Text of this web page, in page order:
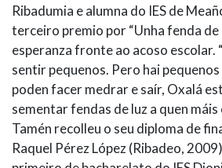
Ribadumia e alumna do IES de
terceiro premio por “Unha fenda de
esperanza fronte ao acoso escolar.
sentir pequenos. Pero hai
poden facer medrar e saír, Oxalá
sementar fendas de luz a quen máis
Tamén recolleu o seu diploma de
Raquel Pérez López (Ribadeo,